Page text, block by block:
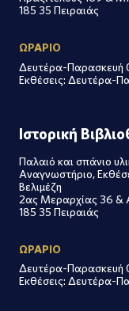
185 35 Πειραιάς
ΩΡΑΡΙΟ
Δευτέρα-Παρασκευή
Εκθέσεις: Δευτέρα-
Ιστορική
Παλαιό και σπάνιο
Αναγνωστήριο,
Βελιμέζη
2ας Μεραρχίας 36 &
185 35 Πειραιάς
ΩΡΑΡΙΟ
Δευτέρα-Παρασκευή
Εκθέσεις: Δευτέρα-